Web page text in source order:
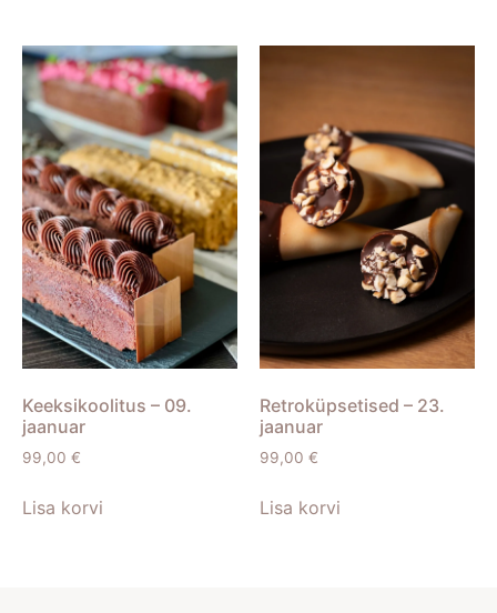
Keeksikoolitus – 09.
jaanuar
99,00 €
Lisa korvi
Retroküpsetised – 23.
jaanuar
99,00 €
Lisa korvi